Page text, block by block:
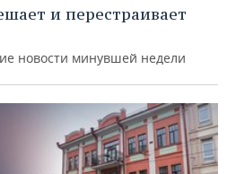
и перестраивает
новости минувшей недели